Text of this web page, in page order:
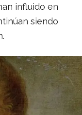
influido en
siendo